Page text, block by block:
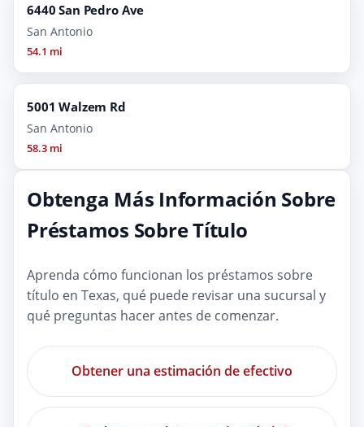
6440 San Pedro Ave
San Antonio
54.1 mi
5001 Walzem Rd
San Antonio
58.3 mi
Obtenga Más Información Sobre
Préstamos Sobre Título
Aprenda cómo funcionan los préstamos sobre
título en Texas, qué puede revisar una sucursal y
qué preguntas hacer antes de comenzar.
Obtener una estimación de efectivo